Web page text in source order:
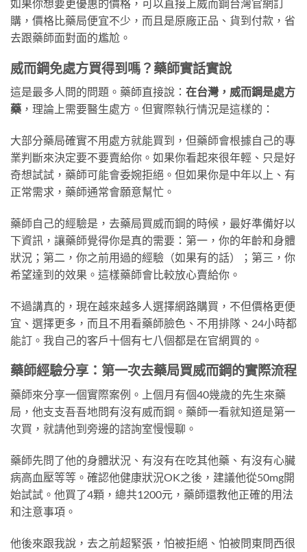
如果你想要更優惠的價格，可以直接上威而鋼台灣官網訂
購，價格比藥局便宜不少，而且是原廠正品、貨到付款，省
去跟藥師面對面的尷尬。
威而鋼免處方買得到嗎？藥師實話實說
這是最多人問的問題。藥師直接說： 在台灣，威而鋼是處方
藥 ，理論上需要醫生處方。但實際執行情況是這樣的：
大部分藥局確實不用處方就能買到，但藥師會根據自己的專
業判斷來決定要不要賣給你。如果你看起來很年輕、只是好
奇想試試，藥師可能會委婉拒絕。但如果你是中年以上、有
正常需求，藥師通常會願意幫忙。
藥師自己的經驗是，去藥局買威而鋼的時候，最好準備好以
下資訊，讓藥師覺得你是真的需要：第一，你的年齡和身體
狀況；第二，你之前用過的經驗（如果有的話）；第三，你
希望達到的效果。這樣藥師會比較放心賣給你。
不過講真的，現在越來越多人選擇網路購買，不但價格更便
宜、選擇更多，而且不用看藥師臉色、不用排隊、24小時都
能訂。我自己的客戶十個有七八個都是在官網買的。
藥師經驗分享：第一次去藥局買威而鋼的實際流程
藥師來分享一個實際案例。上個月有個40幾歲的先生來藥
局，他支支吾吾地問有沒有威而鋼。藥師一看就知道是第一
次買，就請他到旁邊的諮詢室慢慢聊。
藥師先問了他的身體狀況、有沒有在吃其他藥、有沒有心臟
病高血壓等等。確認他健康狀況OK之後，建議他從50mg開
始試試。他買了4顆，總共1200元，藥師還教他正確的用法
和注意事項。
他後來跟我說，去之前超緊張，怕被拒絕、怕被問東問西很